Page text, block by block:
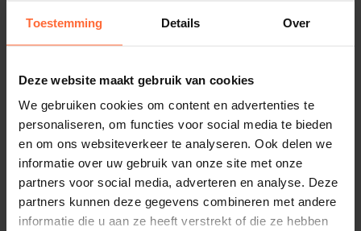
Toestemming Details Over
Deze website maakt gebruik van cookies
We gebruiken cookies om content en advertenties te
personaliseren, om functies voor social media te bieden
en om ons websiteverkeer te analyseren. Ook delen we
informatie over uw gebruik van onze site met onze
partners voor social media, adverteren en analyse. Deze
partners kunnen deze gegevens combineren met andere
informatie die u aan ze heeft verstrekt of die ze hebben
saunaoven voegt een vleugje eigentijdse elegantie
diverse interieurstijlen en draagt bij aan de algehele
esthetiek van uw sauna-ervaring.
De EOS Euro saunaoven belooft niet alleen
uitzonderlijke prestaties, maar ook een esthetisch
verfijnde toevoeging aan uw sauna.
Afm. saunacabine
7 - 10 m³
SKU
SA-90.7686
4005531076865
Gewicht
12,5 kg
Alternatieven